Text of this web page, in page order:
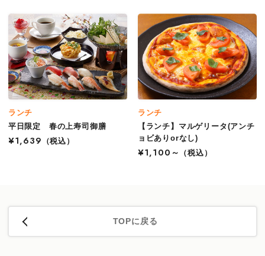
ランチ
平日限定 春の上寿司御膳
¥1,639
（税込）
ランチ
【ランチ】マルゲリータ(アンチ
ョビありorなし)
¥1,100～
（税込）
TOPに戻る